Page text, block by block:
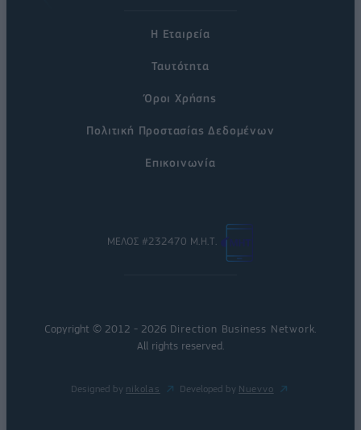
Η Εταιρεία
Ταυτότητα
Όροι Χρήσης
Πολιτική Προστασίας Δεδομένων
Επικοινωνία
ΜΕΛΟΣ #232470 Μ.Η.Τ.
Copyright © 2012 - 2026 Direction Business Network
All rights reserved.
Designed by nikolas Developed by Nuevvo